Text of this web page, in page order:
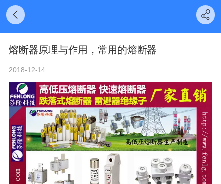
熔断器原理与作用，常用的熔断器
2018-12-14